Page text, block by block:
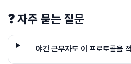
❓ 자주 묻는 질문
야간 근무자도 이 프로토콜을